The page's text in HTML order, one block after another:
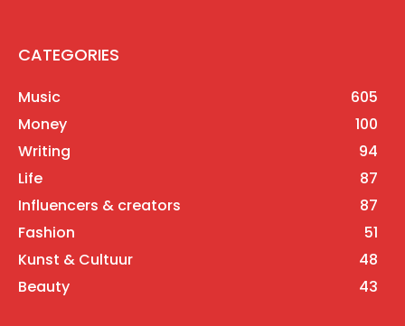
CATEGORIES
Music
605
Money
100
Writing
94
Life
87
Influencers & creators
87
Fashion
51
Kunst & Cultuur
48
Beauty
43